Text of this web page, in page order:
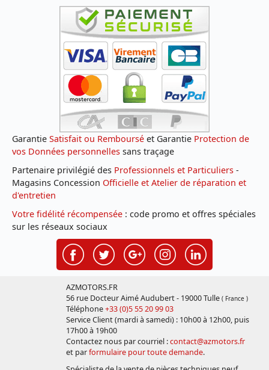
Garantie Satisfait ou Remboursé et Garantie Protection de
vos Données personnelles sans traçage
Partenaire privilégié des Professionnels et Particuliers -
Magasins Concession Officielle et Atelier de réparation et
d'entretien
Votre fidélité récompensée : code promo et offres spéciales
sur les réseaux sociaux
AZMOTORS.FR
56 rue Docteur Aimé Audubert - 19000 Tulle ( France )
Téléphone+33 (0)5 55 20 99 03
Service Client (mardi à samedi) : 10h00 à 12h00, puis
17h00 à 19h00
Contactez nous par courriel :contact@azmotors.fr
et parformulaire pour toute demande.